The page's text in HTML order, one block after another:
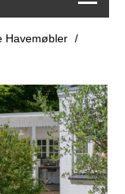
Havemøbler /